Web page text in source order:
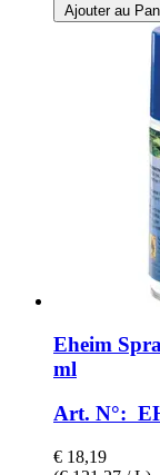
Ajouter au
Eheim
ml
Art. N°:
€ 18,19